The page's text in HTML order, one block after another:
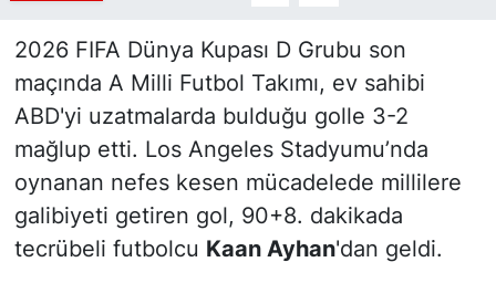
2026 FIFA Dünya Kupası D Grubu son
maçında A Milli Futbol Takımı, ev sahibi
ABD'yi uzatmalarda bulduğu golle 3-2
mağlup etti. Los Angeles Stadyumu’nda
oynanan nefes kesen mücadelede millilere
galibiyeti getiren gol, 90+8. dakikada
tecrübeli futbolcu Kaan Ayhan'dan geldi.